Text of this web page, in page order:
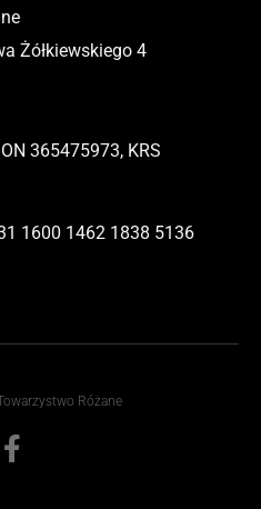
Żółkiewskiego 4
365475973, KRS
1600 1462 1838 5136
Różane